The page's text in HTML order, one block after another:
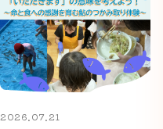
2026.07.21